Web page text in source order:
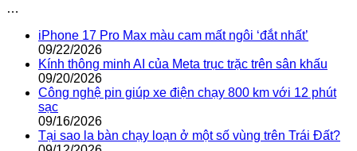
…
iPhone 17 Pro Max màu cam mất ngôi ‘đắt nhất’
09/22/2026
Kính thông minh AI của Meta trục trặc trên sân khấu
09/20/2026
Công nghệ pin giúp xe điện chạy 800 km với 12 phút
sạc
09/16/2026
Tại sao la bàn chạy loạn ở một số vùng trên Trái Đất?